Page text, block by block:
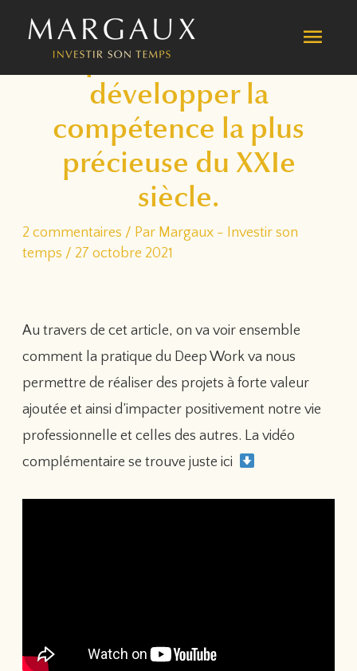
Deep Work : comment
développer la
compétence la plus
précieuse du XXIe
siècle.
2 commentaires / Par Margaux - Investir son
temps / 27 octobre 2021
Au travers de cet article, on va voir ensemble
comment la pratique du Deep Work va nous
permettre de réaliser des projets à forte valeur
ajoutée et ainsi d’impacter positivement notre vie
professionnelle et celles des autres. La vidéo
complémentaire se trouve juste ici